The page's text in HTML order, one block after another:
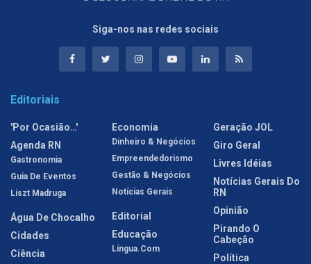
Siga-nos nas redes sociais
Editoriais
'Por Ocasião…'
Agenda RN
Gastronomia
Guia De Eventos
Liszt Madruga
Água De Chocalho
Cidades
Ciência
Economia
Dinheiro & Negócios
Empreendedorismo
Gestão & Negócios
Notícias Gerais
Editorial
Educação
Língua.com
Geração JOL
Giro Geral
Livres Idéias
Notícias Gerais Do
RN
Opinião
Pirando O
Cabeção
Política